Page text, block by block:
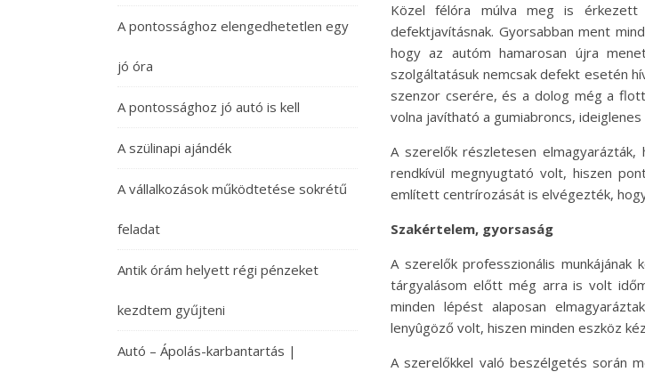
A pontossághoz elengedhetetlen egy
jó óra
A pontossághoz jó autó is kell
A szülinapi ajándék
A vállalkozások működtetése sokrétű
feladat
Antik órám helyett régi pénzeket
kezdtem gyűjteni
Autó – Ápolás-karbantartás |
Közel félóra múlva meg is
defektjavításnak. Gyorsabban ment
hogy az autóm hamarosan újra
szolgáltatásuk nemcsak defekt esetén
szenzor cserére, és a dolog még a
volna javítható a gumiabroncs,
A szerelők részletesen
rendkívül megnyugtató volt, hiszen
említett centrírozását is elvégezték,
Szakértelem, gyorsaság
A szerelők professzionális
tárgyalásom előtt még arra is volt
minden lépést alaposan
lenyûgöző volt, hiszen minden eszköz
A szerelőkkel való beszélgetés során